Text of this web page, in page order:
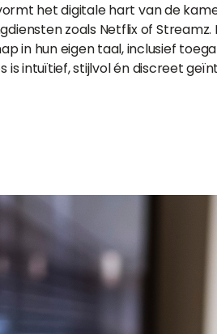
het digitale hart van de
zoals Netflix of
in hun eigen taal, inclusief
is intuïtief, stijlvol én discreet